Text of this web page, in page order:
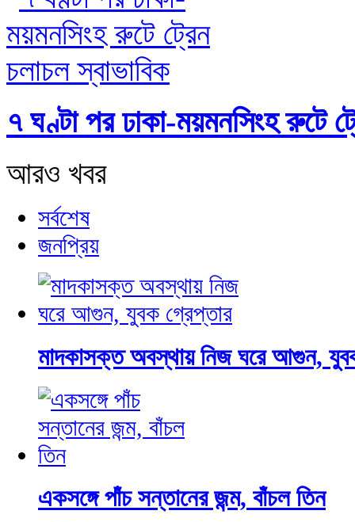
৭ ঘণ্টা পর ঢাকা-ময়মনসিংহ রুটে
আরও খবর
সর্বশেষ
জনপ্রিয়
মাদকাসক্ত অবস্থায় নিজ ঘরে আগুন,
একসঙ্গে পাঁচ সন্তানের জন্ম, বাঁচল তিন